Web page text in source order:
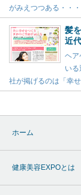
がみえつつある・・・
髪
近
ヘア
い
社が掲げるのは「幸
ホーム
健康美容EXPOとは